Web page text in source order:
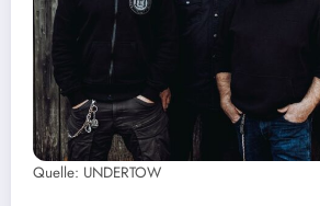
Quelle: UNDERTOW